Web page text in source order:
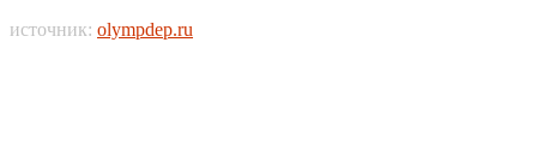
источник: olympdep.ru